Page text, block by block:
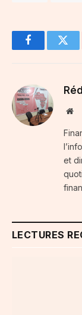
Facebook
et
LECTURES